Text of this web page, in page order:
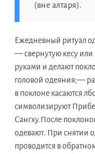
(вне алтаря).
Ежедневный ритуал
— свернутую кесу или
руками и делают
головой одеяния;—
в поклоне касаются
символизируют
Сангху.После
одевают. При снятии
проводится в